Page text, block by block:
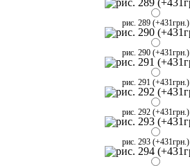
рис. 289 (+431грн.)
рис. 290 (+431грн.)
рис. 291 (+431грн.)
рис. 292 (+431грн.)
рис. 293 (+431грн.)